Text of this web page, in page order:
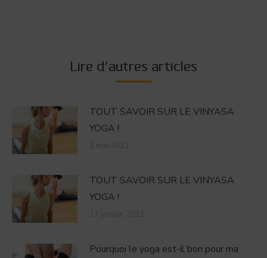
Lire d'autres articles
TOUT SAVOIR SUR LE VINYASA
YOGA !
TOUT SAVOIR SUR LE VINYASA
YOGA !
Pourquoi le yoga est-il bon pour ma